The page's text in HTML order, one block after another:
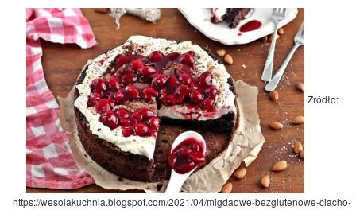
Źródło:
https://wesolakuchnia.blogspot.com/2021/04/migdaowe-bezglutenowe-ciacho-